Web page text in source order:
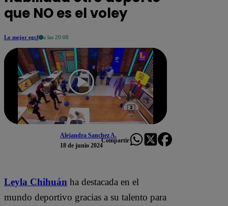
que NO es el voley
Lo mejor egcf a las 20:08
Alejandra Sanchez A.
18 de junio 2024
Compartir
Leyla Chihuán ha destacada en el
mundo deportivo gracias a su talento para